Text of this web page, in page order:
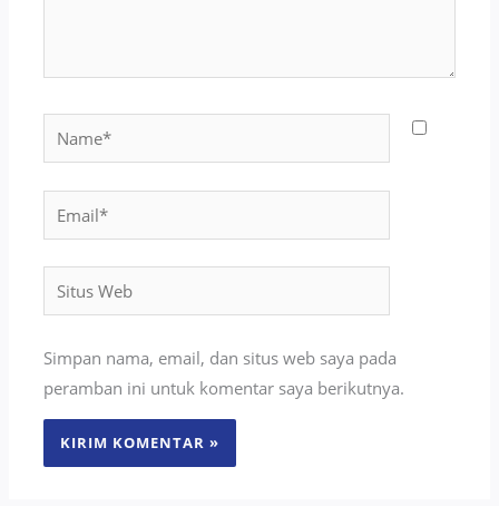
Name*
Situs
Web
Simpan nama, email, dan situs web saya pada
peramban ini untuk komentar saya berikutnya.